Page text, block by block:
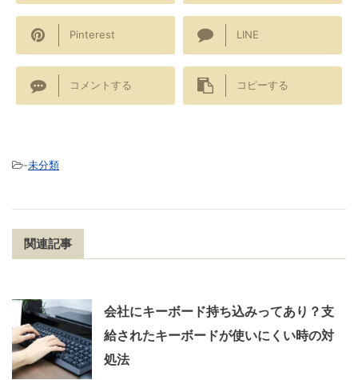
Pinterest LINE
コメントする コピーする
-未分類
関連記事
会社にキーボード持ち込みってあり？支
給されたキーボードが使いにくい時の対
処法